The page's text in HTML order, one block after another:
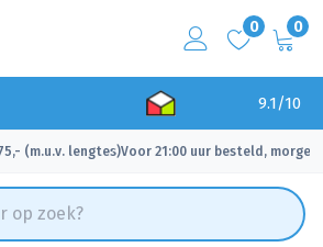
0 0
9.1/10
(m.u.v. lengtes)
✓ Voor 21:00 uur besteld, morgen